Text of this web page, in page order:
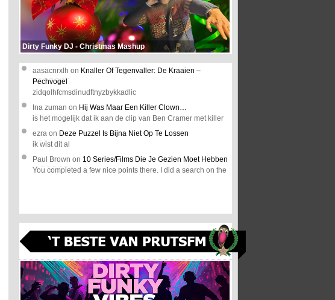
Dirty Funky DJ - Christmas Mashup
aasacnrxlh on Knaller Of Tegenvaller: De Kraaien –
Pechvogel
zidqolhfcmsdinudftnyzbykkadlic
Ina zuman on Hij Was Maar Een Killer Clown…
is het mogelijk dat ik aan de clip van Ben Cramer met killer
ezra on Deze Puzzel Is Bijna Niet Op Te Lossen
ik wist dit al
Paul Brown on 10 Series/Films Die Je Gezien Moet Hebben
You completed a few nice points there. I did a search on the